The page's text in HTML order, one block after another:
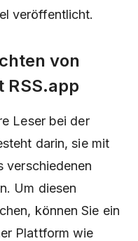
veröffentlicht.
von
RSS.app
Leser bei der
darin, sie mit
verschiedenen
Um diesen
können Sie ein
Plattform wie